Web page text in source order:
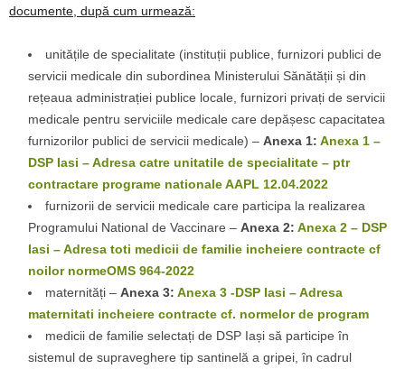
documente, după cum urmează:
unitățile de specialitate (instituții publice, furnizori publici de
servicii medicale din subordinea Ministerului Sănătății și din
rețeaua administrației publice locale, furnizori privați de servicii
medicale pentru serviciile medicale care depășesc capacitatea
furnizorilor publici de servicii medicale) – Anexa 1: Anexa 1 –
DSP Iasi – Adresa catre unitatile de specialitate – ptr
contractare programe nationale AAPL 12.04.2022
furnizorii de servicii medicale care participa la realizarea
Programului National de Vaccinare – Anexa 2: Anexa 2 – DSP
Iasi – Adresa toti medicii de familie incheiere contracte cf
noilor normeOMS 964-2022
maternități – Anexa 3: Anexa 3 -DSP Iasi – Adresa
maternitati incheiere contracte cf. normelor de program
medicii de familie selectați de DSP Iași să participe în
sistemul de supraveghere tip santinelă a gripei, în cadrul